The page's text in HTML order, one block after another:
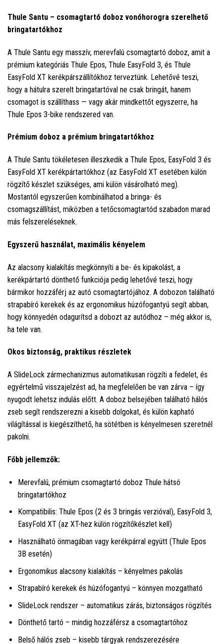
Thule Santu – csomagtartó doboz vonóhorogra szerelhető
bringatartókhoz
A Thule Santu egy masszív, merevfalú csomagtartó doboz, amit a
prémium kategóriás Thule Epos, Thule EasyFold 3, és Thule
EasyFold XT kerékpárszállítókhoz terveztünk. Lehetővé teszi,
hogy a hátulra szerelt bringatartóval ne csak bringát, hanem
csomagot is szállíthass — vagy akár mindkettőt egyszerre, ha
Thule Epos 3-bike rendszered van.
Prémium doboz a prémium bringatartókhoz
A Thule Santu tökéletesen illeszkedik a Thule Epos, EasyFold 3 és
EasyFold XT kerékpártartókhoz (az EasyFold XT esetében külön
rögzítő készlet szükséges, ami külön vásárolható meg).
Mostantól egyszerűen kombinálhatod a bringa- és
csomagszállítást, miközben a tetőcsomagtartód szabadon marad
más felszereléseknek.
Egyszerű használat, maximális kényelem
Az alacsony kialakítás megkönnyíti a be- és kipakolást, a
kerékpártartó dönthető funkciója pedig lehetővé teszi, hogy
bármikor hozzáférj az autó csomagtartójához. A dobozon található
strapabíró kerekek és az ergonomikus húzófogantyú segít abban,
hogy könnyedén odagurítsd a dobozt az autódhoz – még akkor is,
ha tele van.
Okos biztonság, praktikus részletek
A SlideLock zármechanizmus automatikusan rögzíti a fedelet, és
egyértelmű visszajelzést ad, ha megfelelően be van zárva – így
nyugodt lehetsz indulás előtt. A doboz belsejében található hálós
zseb segít rendszerezni a kisebb dolgokat, és külön kapható
világítással is kiegészíthető, ha sötétben is kényelmesen szeretnél
pakolni.
Főbb jellemzők:
Merevfalú, prémium csomagtartó doboz Thule hátsó
bringatartókhoz
Kompatibilis: Thule Epos (2 és 3 bringás verzióval), EasyFold 3,
EasyFold XT (az XT-hez külön rögzítőkészlet kell)
Használható önmagában vagy kerékpárral együtt (Thule Epos
3B esetén)
Ergonomikus alacsony kialakítás – kényelmes pakolás
Strapabíró kerekek és húzófogantyú – könnyen mozgatható
SlideLock rendszer – automatikus zárás, biztonságos rögzítés
Dönthető tartó – mindig hozzáférsz a csomagtartóhoz
Belső hálós zseb – kisebb tárgyak rendszerezésére